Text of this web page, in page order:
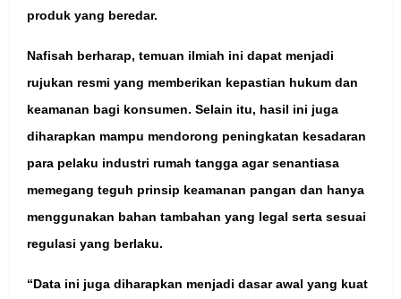
produk yang beredar.
Nafisah berharap, temuan ilmiah ini dapat menjadi
rujukan resmi yang memberikan kepastian hukum dan
keamanan bagi konsumen. Selain itu, hasil ini juga
diharapkan mampu mendorong peningkatan kesadaran
para pelaku industri rumah tangga agar senantiasa
memegang teguh prinsip keamanan pangan dan hanya
menggunakan bahan tambahan yang legal serta sesuai
regulasi yang berlaku.
“Data ini juga diharapkan menjadi dasar awal yang kuat